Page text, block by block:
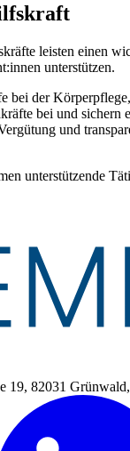
leisten einen
unterstützen.
bei der
bei und
und
unterstützende
19, 82031